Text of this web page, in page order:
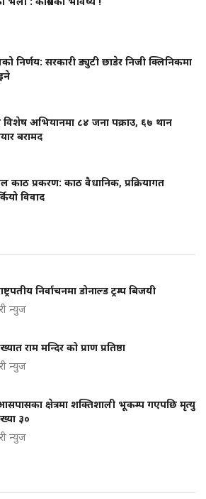
निर्णय: सरकारी ड्युटी छाडेर निजी क्लिनिकमा
विशेष अभियानमा ८४ जना पक्राउ, ६७ थान
बरामद
काठ प्रकरण: काठ वैधानिक, प्रक्रियागत
विवाद
निर्वाचनमा डोनाल्ड ट्रम्प बिजयी
न्युज
राम मन्दिर को प्राण प्रतिष्ठा
न्युज
क्षेत्रमा शक्तिशाली भूकम्प गएपछि मृत्यु
३०
न्युज